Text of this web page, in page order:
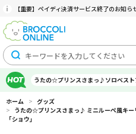
【重要】ペイディ決済サービス終了のお知ら
うたの☆プリンスさまっ♪ソロベスト
ホーム > グッズ
> うたの☆プリンスさまっ♪ ミニルーペ風
「ショウ」